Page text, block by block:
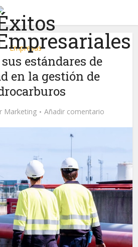
Empresas
estándares de
en la gestión de
Marketing Añadir comentario